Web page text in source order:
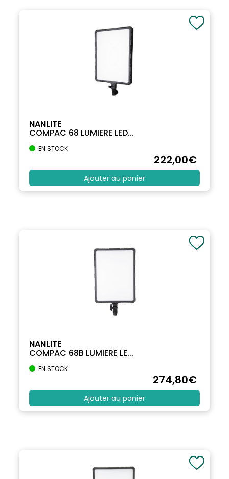
NANLITE
COMPAC 68 LUMIERE LED...
EN STOCK
222,00€
Ajouter au panier
NANLITE
COMPAC 68B LUMIERE LE...
EN STOCK
274,80€
Ajouter au panier